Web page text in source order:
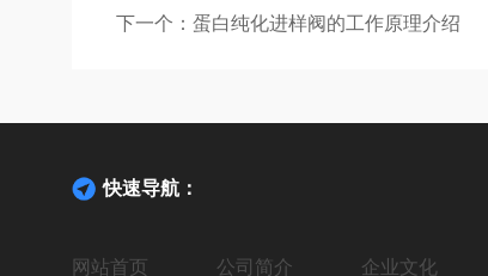
下一个： 蛋白纯化进样阀的工作原理介绍
快速导航：
网站首页 公司简介 企业文化